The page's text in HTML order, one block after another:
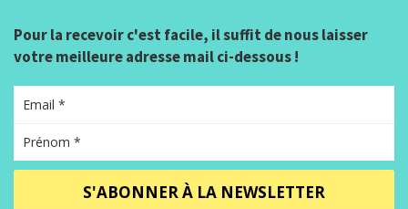
Pour la recevoir c'est facile, il suffit de nous laisser
votre meilleure adresse mail ci-dessous !
S'ABONNER À LA NEWSLETTER